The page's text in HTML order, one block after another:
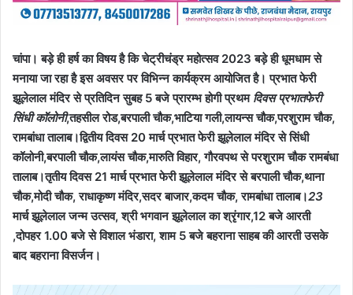
चांपा। बड़े ही हर्ष का विषय है कि चेट्रीचंड्र महोत्सव 2023 बड़े ही धूमधाम से
मनाया जा रहा है इस अवसर पर विभिन्न कार्यक्रम आयोजित है। प्रभात फेरी
झूलेलाल मंदिर से प्रतिदिन सुबह 5 बजे प्रारम्भ होगी प्रथमदिवस प्रभातफेरी
सिंधी कॉलोनी,तहसील रोड,बरपाली चौक,भाटिया गली,लायन्स चौक,परशुराम चौक,
रामबांधा तालाब।द्वितीय दिवस 20 मार्च प्रभात फेरी झूलेलाल मंदिर से सिंधी
कॉलोनी,बरपाली चौक,लायंस चौक,मारुति विहार, गौरवपथ से परशुराम चौक रामबंधा
तालाब।तृतीय दिवस 21 मार्च प्रभात फेरी झूलेलाल मंदिर से बरपाली चौक,थाना
चौक,मोदी चौक, राधाकृष्ण मंदिर,सदर बाजार,कदम चौक, रामबांधा तालाब।23
मार्च झूलेलाल जन्म उत्सव, श्री भगवान झूलेलाल का श्रृंगार,12 बजे आरती
,दोपहर 1.00 बजे से विशाल भंडारा, शाम 5 बजे बहराना साहब की आरती उसके
बाद बहराना विसर्जन।